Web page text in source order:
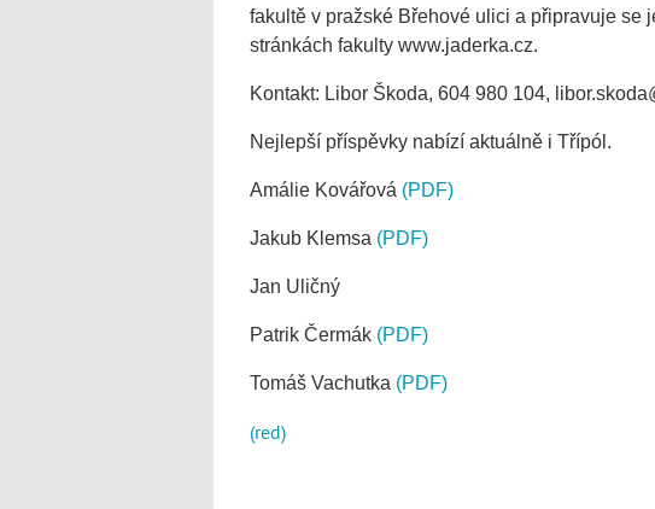
fakultě v pražské Břehové ulici a připravuje se
stránkách fakulty www.jaderka.cz.
Kontakt: Libor Škoda, 604 980 104,
Nejlepší příspěvky nabízí aktuálně i Třípól.
Amálie Kovářová (PDF)
Jakub Klemsa (PDF)
Jan Uličný
Patrik Čermák (PDF)
Tomáš Vachutka (PDF)
(red)